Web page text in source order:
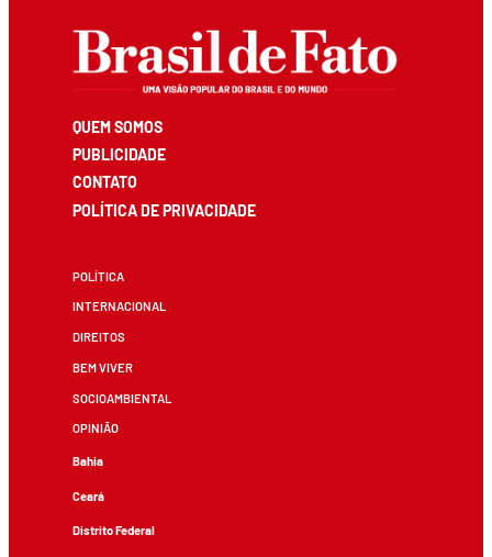
QUEM SOMOS
PUBLICIDADE
CONTATO
POLÍTICA DE PRIVACIDADE
POLÍTICA
INTERNACIONAL
DIREITOS
BEM VIVER
SOCIOAMBIENTAL
OPINIÃO
Bahia
Ceará
Distrito Federal